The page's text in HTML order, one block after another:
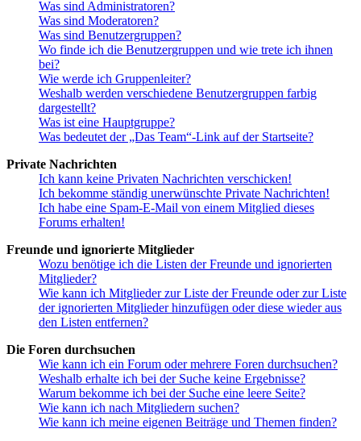
Was sind Administratoren?
Was sind Moderatoren?
Was sind Benutzergruppen?
Wo finde ich die Benutzergruppen und wie trete ich ihnen
bei?
Wie werde ich Gruppenleiter?
Weshalb werden verschiedene Benutzergruppen farbig
dargestellt?
Was ist eine Hauptgruppe?
Was bedeutet der „Das Team“-Link auf der Startseite?
Private Nachrichten
Ich kann keine Privaten Nachrichten verschicken!
Ich bekomme ständig unerwünschte Private Nachrichten!
Ich habe eine Spam-E-Mail von einem Mitglied dieses
Forums erhalten!
Freunde und ignorierte Mitglieder
Wozu benötige ich die Listen der Freunde und ignorierten
Mitglieder?
Wie kann ich Mitglieder zur Liste der Freunde oder zur Liste
der ignorierten Mitglieder hinzufügen oder diese wieder aus
den Listen entfernen?
Die Foren durchsuchen
Wie kann ich ein Forum oder mehrere Foren durchsuchen?
Weshalb erhalte ich bei der Suche keine Ergebnisse?
Warum bekomme ich bei der Suche eine leere Seite?
Wie kann ich nach Mitgliedern suchen?
Wie kann ich meine eigenen Beiträge und Themen finden?